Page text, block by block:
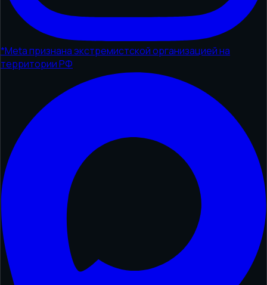
*Meta признана экстремистской организацией на
территории РФ